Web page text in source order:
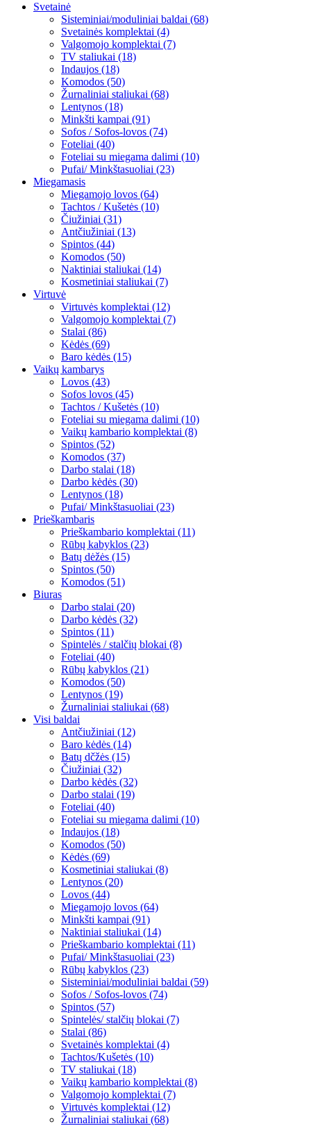
Svetainė
Sisteminiai/moduliniai baldai (68)
Svetainės komplektai (4)
Valgomojo komplektai (7)
TV staliukai (18)
Indaujos (18)
Komodos (50)
Žurnaliniai staliukai (68)
Lentynos (18)
Minkšti kampai (91)
Sofos / Sofos-lovos (74)
Foteliai (40)
Foteliai su miegama dalimi (10)
Pufai/ Minkštasuoliai (23)
Miegamasis
Miegamojo lovos (64)
Tachtos / Kušetės (10)
Čiužiniai (31)
Antčiužiniai (13)
Spintos (44)
Komodos (50)
Naktiniai staliukai (14)
Kosmetiniai staliukai (7)
Virtuvė
Virtuvės komplektai (12)
Valgomojo komplektai (7)
Stalai (86)
Kėdės (69)
Baro kėdės (15)
Vaikų kambarys
Lovos (43)
Sofos lovos (45)
Tachtos / Kušetės (10)
Foteliai su miegama dalimi (10)
Vaikų kambario komplektai (8)
Spintos (52)
Komodos (37)
Darbo stalai (18)
Darbo kėdės (30)
Lentynos (18)
Pufai/ Minkštasuoliai (23)
Prieškambaris
Prieškambario komplektai (11)
Rūbų kabyklos (23)
Batų dėžės (15)
Spintos (50)
Komodos (51)
Biuras
Darbo stalai (20)
Darbo kėdės (32)
Spintos (11)
Spintelės / stalčių blokai (8)
Foteliai (40)
Rūbų kabyklos (21)
Komodos (50)
Lentynos (19)
Žurnaliniai staliukai (68)
Visi baldai
Antčiužiniai (12)
Baro kėdės (14)
Batų dčžės (15)
Čiužiniai (32)
Darbo kėdės (32)
Darbo stalai (19)
Foteliai (40)
Foteliai su miegama dalimi (10)
Indaujos (18)
Komodos (50)
Kėdės (69)
Kosmetiniai staliukai (8)
Lentynos (20)
Lovos (44)
Miegamojo lovos (64)
Minkšti kampai (91)
Naktiniai staliukai (14)
Prieškambario komplektai (11)
Pufai/ Minkštasuoliai (23)
Rūbų kabyklos (23)
Sisteminiai/moduliniai baldai (59)
Sofos / Sofos-lovos (74)
Spintos (57)
Spintelės/ stalčių blokai (7)
Stalai (86)
Svetainės komplektai (4)
Tachtos/Kušetės (10)
TV staliukai (18)
Vaikų kambario komplektai (8)
Valgomojo komplektai (7)
Virtuvės komplektai (12)
Žurnaliniai staliukai (68)